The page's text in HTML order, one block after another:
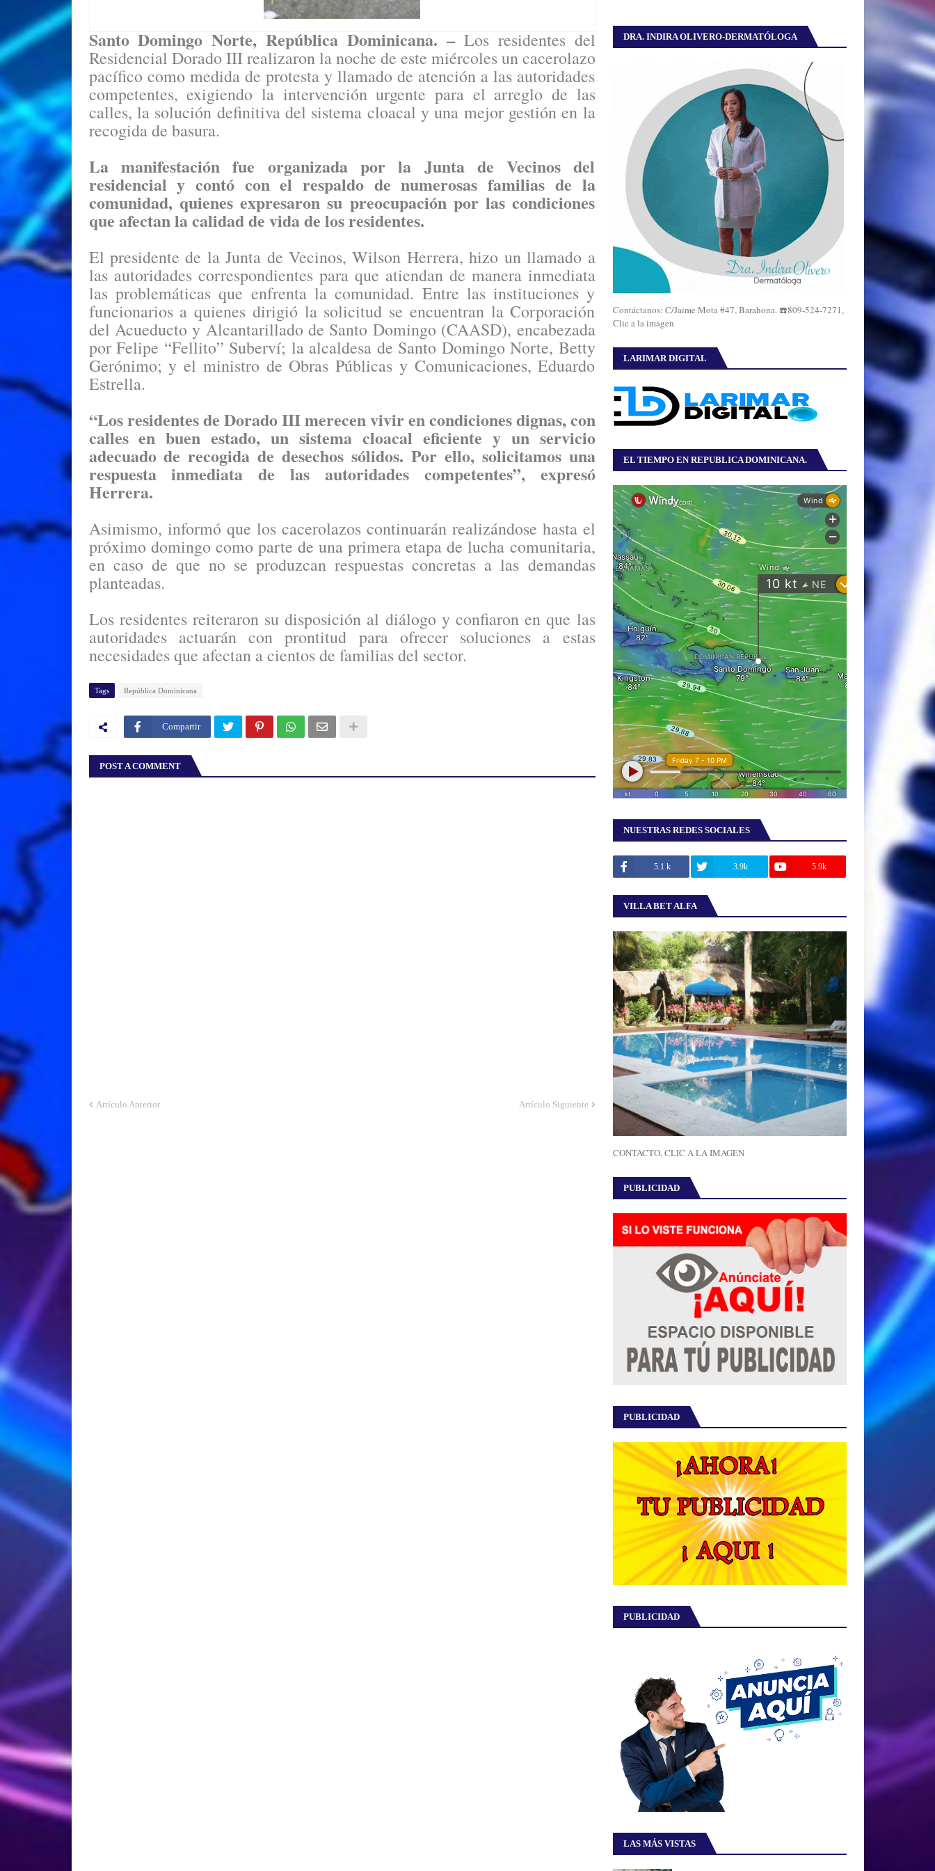
Santo Domingo Norte, República Dominicana. –Los residentes del
Residencial Dorado III realizaron la noche de este miércoles un cacerolazo
pacífico como medida de protesta y llamado de atención a las autoridades
competentes, exigiendo la intervención urgente para el arreglo de las
calles, la solución definitiva del sistema cloacal y una mejor gestión en la
recogida de basura.
La manifestación fue organizada por la Junta de Vecinos del
residencial y contó con el respaldo de numerosas familias de la
comunidad, quienes expresaron su preocupación por las condiciones
que afectan la calidad de vida de los residentes.
El presidente de la Junta de Vecinos, Wilson Herrera, hizo un llamado a
las autoridades correspondientes para que atiendan de manera inmediata
las problemáticas que enfrenta la comunidad. Entre las instituciones y
funcionarios a quienes dirigió la solicitud se encuentran la Corporación
del Acueducto y Alcantarillado de Santo Domingo (CAASD), encabezada
por Felipe “Fellito” Suberví; la alcaldesa de Santo Domingo Norte, Betty
Gerónimo; y el ministro de Obras Públicas y Comunicaciones, Eduardo
Estrella.
“Los residentes de Dorado III merecen vivir en condiciones dignas, con
calles en buen estado, un sistema cloacal eficiente y un servicio
adecuado de recogida de desechos sólidos. Por ello, solicitamos una
respuesta inmediata de las autoridades competentes”, expresó
Herrera.
Asimismo, informó que los cacerolazos continuarán realizándose hasta el
próximo domingo como parte de una primera etapa de lucha comunitaria,
en caso de que no se produzcan respuestas concretas a las demandas
planteadas.
Los residentes reiteraron su disposición al diálogo y confiaron en que las
autoridades actuarán con prontitud para ofrecer soluciones a estas
necesidades que afectan a cientos de familias del sector.
Tags República Dominicana
Compartir
POST A COMMENT
Artículo Anterior Artículo Siguiente
DRA. INDIRA OLIVERO-DERMATÓLOGA
Contáctanos: C/Jaime Mota #47, Barahona. ☎️809-524-7271,
Clic a la imagen
LARIMAR DIGITAL
EL TIEMPO EN REPUBLICA DOMINICANA.
NUESTRAS REDES SOCIALES
5.1 k 3.9k 5.9k
VILLA BET ALFA
CONTACTO, CLIC A LA IMAGEN
PUBLICIDAD
PUBLICIDAD
PUBLICIDAD
LAS MÁS VISTAS